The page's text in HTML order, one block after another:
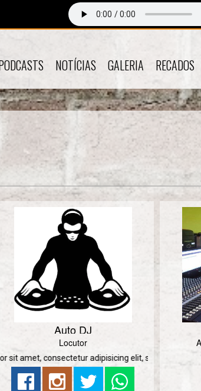
NOTÍCIAS GALERIA RECADOS
Auto DJ
Locutor
adipisicing elit, sed do eiusmod